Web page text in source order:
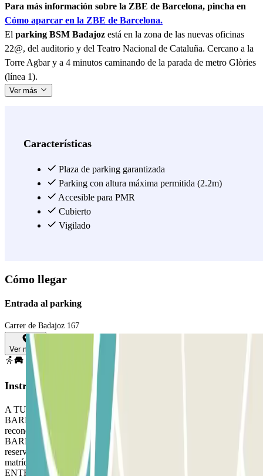
Para más información sobre la ZBE de Barcelona, pincha en
Cómo aparcar en la ZBE de Barcelona.
El parking BSM Badajoz está en la zona de las nuevas oficinas
22@, del auditorio y del Teatro Nacional de Cataluña. Cercano a la
Torre Agbar y a 4 minutos caminando de la parada de metro Glòries
(línea 1).
Ver más
Características
Plaza de parking garantizada
Parking con altura máxima permitida (2.2m)
Accesible para PMR
Cubierto
Vigilado
Cómo llegar
Entrada al parking
Carrer de Badajoz 167
Ver mapa
Instrucciones
A TU LLEGADA: Accede al parking PARA ABRIR LA
BARRERA: Detente frente a la barrera. El lector de matrículas
reconocerá tu vehículo. Aparca en cualquier plaza libre. SI LA
BARRERA NO SE ABRE: Utiliza el interfono para validar tu
reserva. PARA SALIR: Detente frente a la barrera. El lector de
matrículas reconocerá tu vehículo. SI TU PASE PERMITE
ENTRADAS Y SALIDAS ILIMITADAS: Sigue el mismo